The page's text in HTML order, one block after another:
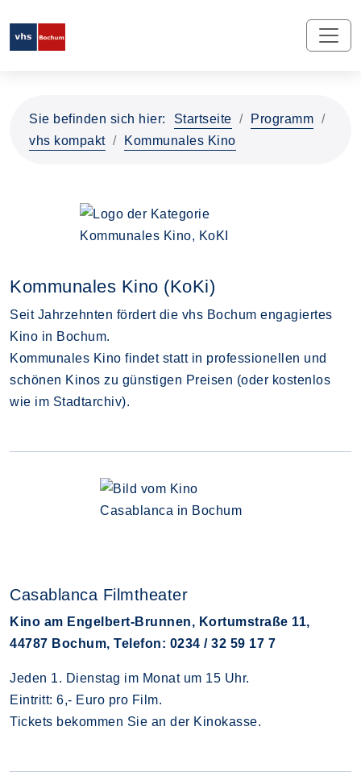
Sie befinden sich hier: Startseite
Programm
vhs kompakt
Kommunales Kino
Kommunales Kino (KoKi)
Seit Jahrzehnten fördert die vhs Bochum engagiertes
Kino in Bochum.
Kommunales Kino findet statt in professionellen und
schönen Kinos zu günstigen Preisen (oder kostenlos
wie im Stadtarchiv).
Casablanca Filmtheater
Kino am Engelbert-Brunnen, Kortumstraße 11,
44787 Bochum, Telefon: 0234 / 32 59 17 7
Jeden 1. Dienstag im Monat um 15 Uhr.
Eintritt: 6,- Euro pro Film.
Tickets bekommen Sie an der Kinokasse.